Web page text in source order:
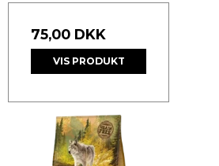
75,00 DKK
VIS PRODUKT